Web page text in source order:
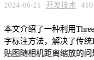
2024-06-21 开发技术
本文介绍了一种利用
字标注方法，解决了传
贴图随相机距离缩放的问